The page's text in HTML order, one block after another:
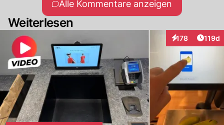
Alle Kommentare anzeigen
Weiterlesen
178
Interaktionen
119d